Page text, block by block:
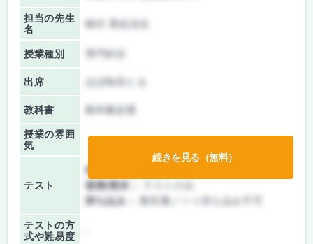
担当の先生
名
柳沢 香絵先生
授業種別
出席 ほぼ毎回とる
教科書 教科書必要
授業の雰囲
気
テスト
前期/中間：
後期/期末：
持ち込み：
教科書ノート持ち込み不可
テストの方
式や難易度
続きを見る（無料）